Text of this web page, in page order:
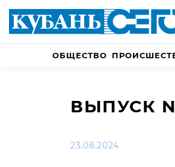
ОБЩЕСТВО
ВЫПУСК
23.08.2024